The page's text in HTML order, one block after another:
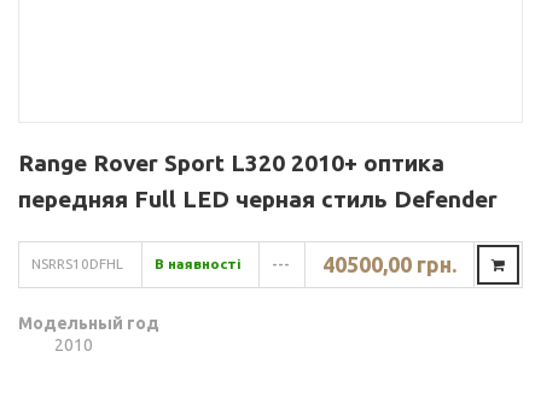
Range Rover Sport L320 2010+ оптика
передняя Full LED черная стиль Defender
NSRRS10DFHL В наявності --- 40500,00 грн.
Модельный год
2010